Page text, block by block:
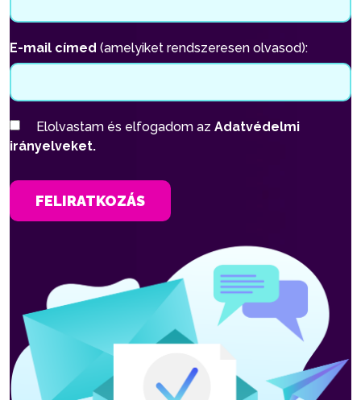
E-mail címed (amelyiket rendszeresen olvasod):
Elolvastam és elfogadom az Adatvédelmi
irányelveket.
FELIRATKOZÁS